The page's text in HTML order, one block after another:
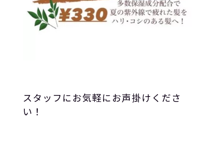
スタッフにお気軽にお声掛けくださ
い！